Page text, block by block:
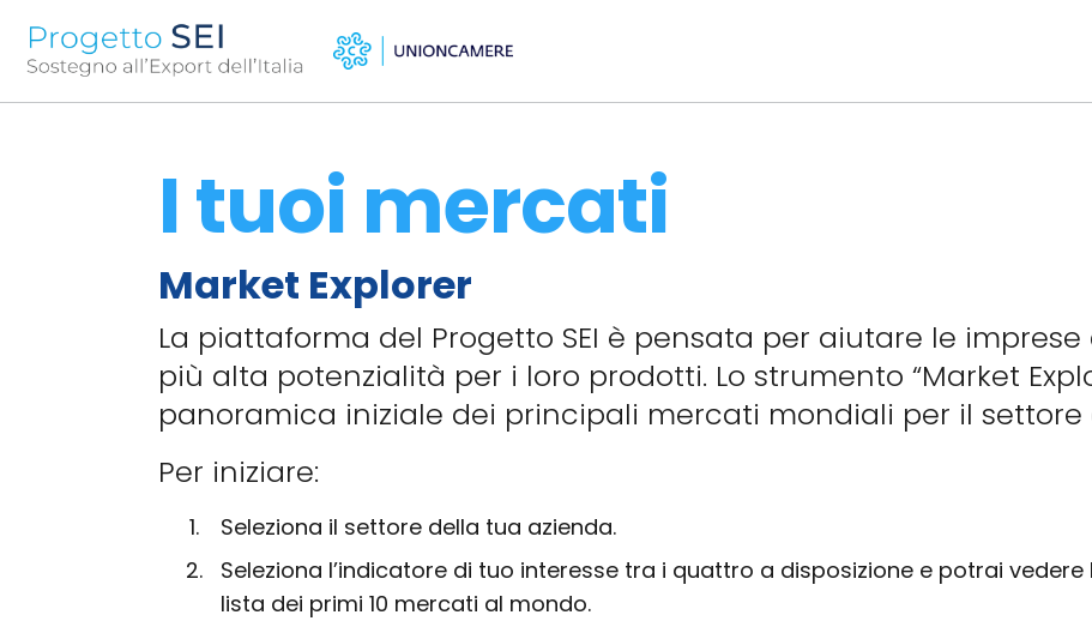
I tuoi mercati
Market Explorer
La piattaforma del Progetto SEI è pensata per aiutare le
più alta potenzialità per i loro prodotti. Lo strumento “Market
panoramica iniziale dei principali mercati mondiali per il settore
Per iniziare:
1.
Seleziona il settore della tua azienda.
2.
Seleziona l’indicatore di tuo interesse tra i quattro a disposizione e potrai
lista dei primi 10 mercati al mondo.